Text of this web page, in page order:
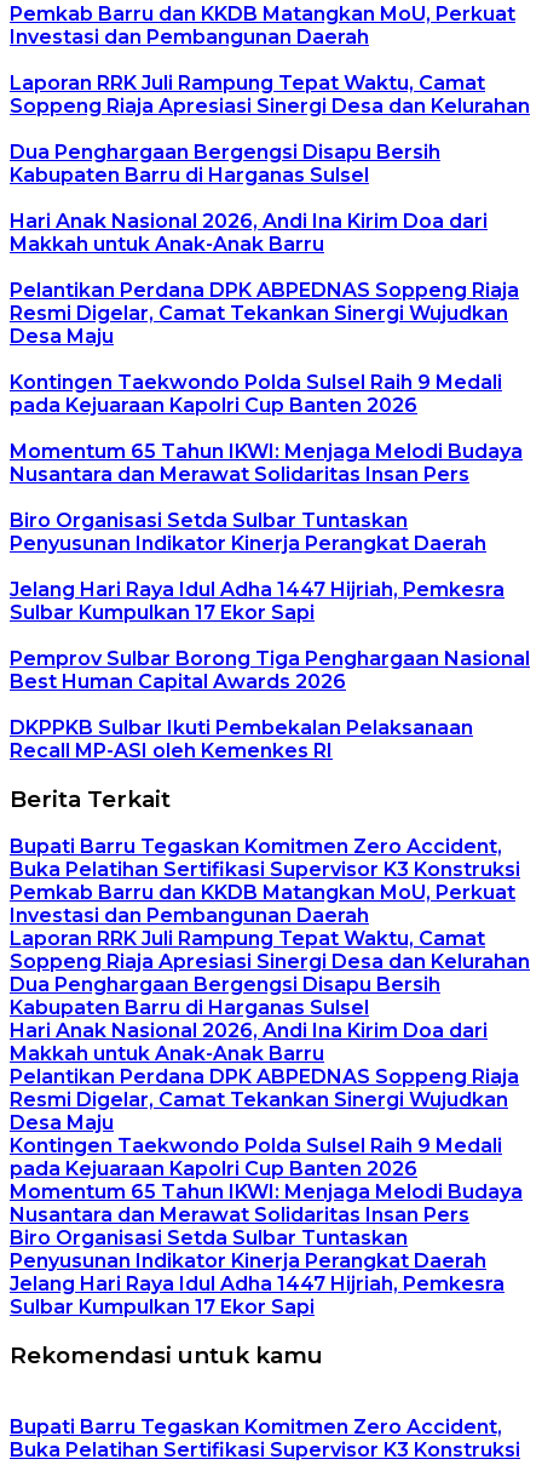
Pemkab Barru dan KKDB Matangkan MoU, Perkuat
Investasi dan Pembangunan Daerah
Laporan RRK Juli Rampung Tepat Waktu, Camat
Soppeng Riaja Apresiasi Sinergi Desa dan Kelurahan
Dua Penghargaan Bergengsi Disapu Bersih
Kabupaten Barru di Harganas Sulsel
Hari Anak Nasional 2026, Andi Ina Kirim Doa dari
Makkah untuk Anak-Anak Barru
Pelantikan Perdana DPK ABPEDNAS Soppeng Riaja
Resmi Digelar, Camat Tekankan Sinergi Wujudkan
Desa Maju
Kontingen Taekwondo Polda Sulsel Raih 9 Medali
pada Kejuaraan Kapolri Cup Banten 2026
Momentum 65 Tahun IKWI: Menjaga Melodi Budaya
Nusantara dan Merawat Solidaritas Insan Pers
Biro Organisasi Setda Sulbar Tuntaskan
Penyusunan Indikator Kinerja Perangkat Daerah
Jelang Hari Raya Idul Adha 1447 Hijriah, Pemkesra
Sulbar Kumpulkan 17 Ekor Sapi
Pemprov Sulbar Borong Tiga Penghargaan Nasional
Best Human Capital Awards 2026
DKPPKB Sulbar Ikuti Pembekalan Pelaksanaan
Recall MP-ASI oleh Kemenkes RI
Berita Terkait
Bupati Barru Tegaskan Komitmen Zero Accident,
Buka Pelatihan Sertifikasi Supervisor K3 Konstruksi
Pemkab Barru dan KKDB Matangkan MoU, Perkuat
Investasi dan Pembangunan Daerah
Laporan RRK Juli Rampung Tepat Waktu, Camat
Soppeng Riaja Apresiasi Sinergi Desa dan Kelurahan
Dua Penghargaan Bergengsi Disapu Bersih
Kabupaten Barru di Harganas Sulsel
Hari Anak Nasional 2026, Andi Ina Kirim Doa dari
Makkah untuk Anak-Anak Barru
Pelantikan Perdana DPK ABPEDNAS Soppeng Riaja
Resmi Digelar, Camat Tekankan Sinergi Wujudkan
Desa Maju
Kontingen Taekwondo Polda Sulsel Raih 9 Medali
pada Kejuaraan Kapolri Cup Banten 2026
Momentum 65 Tahun IKWI: Menjaga Melodi Budaya
Nusantara dan Merawat Solidaritas Insan Pers
Biro Organisasi Setda Sulbar Tuntaskan
Penyusunan Indikator Kinerja Perangkat Daerah
Jelang Hari Raya Idul Adha 1447 Hijriah, Pemkesra
Sulbar Kumpulkan 17 Ekor Sapi
Rekomendasi untuk kamu
Bupati Barru Tegaskan Komitmen Zero Accident,
Buka Pelatihan Sertifikasi Supervisor K3 Konstruksi